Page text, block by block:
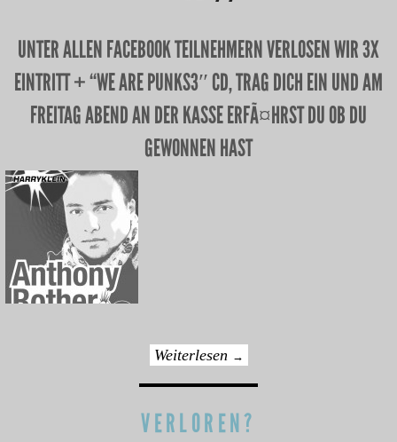
UNTER ALLEN FACEBOOK TEILNEHMERN VERLOSEN WIR 3X
EINTRITT + “WE ARE PUNKS3″ CD, TRAG DICH EIN UND AM
FREITAG ABEND AN DER KASSE ERFÃ¤HRST DU OB DU
GEWONNEN HAST
Weiterlesen →
VERLOREN?